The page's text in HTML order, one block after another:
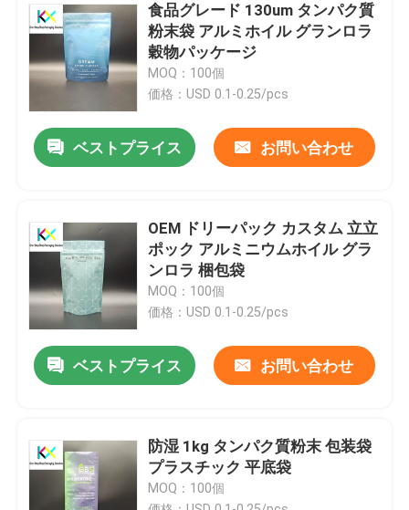
製品
わたしたち に つい て
品質管理
連絡 ください
引金 を 求め て ください
プラスチック袋
堆肥化可能な包装袋
食品グレード 130um タンパク質
粉末袋 アルミホイル グランロラ
穀物パッケージ
MOQ：100個
価格：USD 0.1-0.25/pcs
ベストプライス お問い合わせ
OEM ドリーパック カスタム 立立
ポック アルミニウムホイル グラ
ンロラ 梱包袋
MOQ：100個
価格：USD 0.1-0.25/pcs
ベストプライス お問い合わせ
防湿 1kg タンパク質粉末 包装袋
プラスチック 平底袋
MOQ：100個